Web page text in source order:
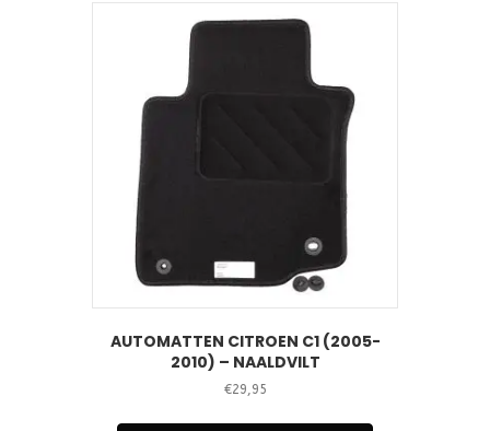
AUTOMATTEN CITROEN C1 (2005-
2010) – NAALDVILT
€29,95